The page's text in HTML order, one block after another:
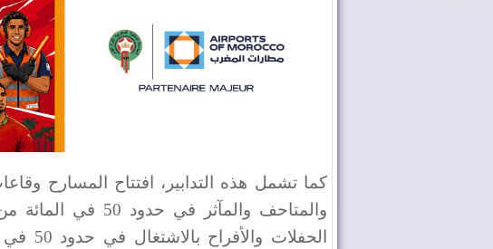
كما تشمل هذه التدابير، افتتاح المسارح
والمتاحف والمآثر